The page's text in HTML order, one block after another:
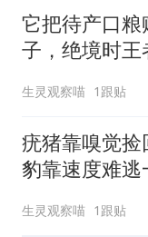
它把待产口粮
子，绝境时王
生灵观察喵 1跟贴
疣猪靠嗅觉
豹靠速度难逃
生灵观察喵 1跟贴